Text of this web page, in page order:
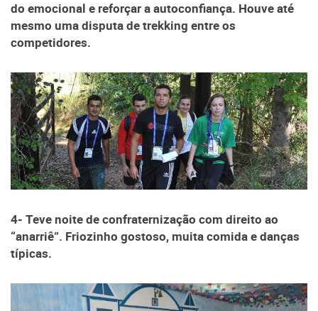
do emocional e reforçar a autoconfiança. Houve até
mesmo uma disputa de trekking entre os
competidores.
4- Teve noite de confraternização com direito ao
“anarriê”. Friozinho gostoso, muita comida e danças
típicas.